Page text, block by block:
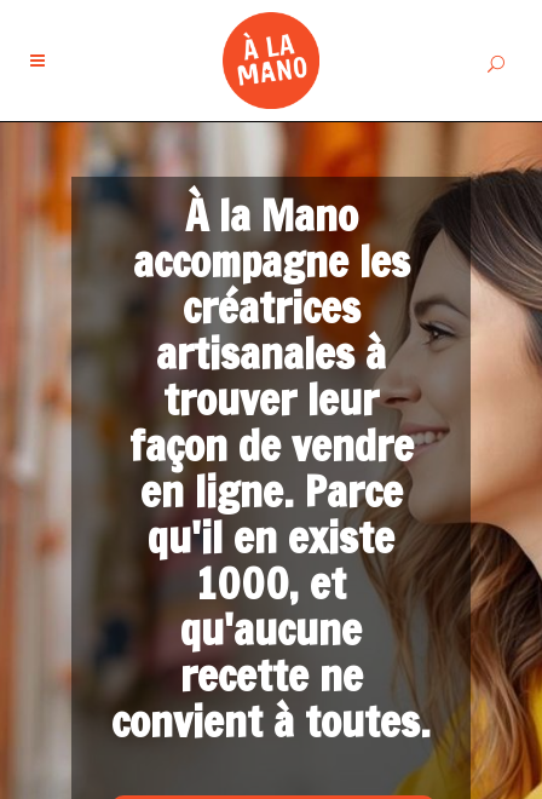
À la Mano
accompagne les
créatrices
artisanales à
trouver leur
façon de vendre
en ligne. Parce
qu'il en existe
1000, et
qu'aucune
recette ne
convient à toutes.